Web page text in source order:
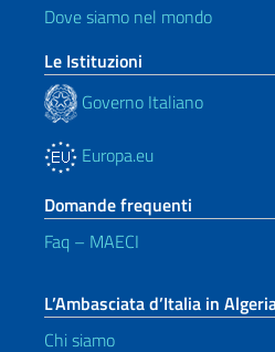
Dove siamo nel mondo
Le Istituzioni
Governo Italiano
Europa.eu
Domande frequenti
Faq – MAECI
L’Ambasciata d’Italia in
Chi siamo